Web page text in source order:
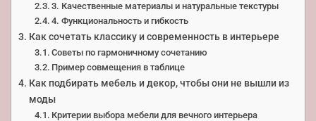
3. Качественные материалы и натуральные текстуры
4. Функциональность и гибкость
Как сочетать классику и современность в интерьере
Советы по гармоничному сочетанию
Пример совмещения в таблице
Как подбирать мебель и декор, чтобы они не вышли из
моды
Критерии выбора мебели для вечного интерьера